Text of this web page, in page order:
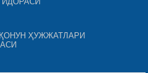
ҲУЖЖАТЛАРИ